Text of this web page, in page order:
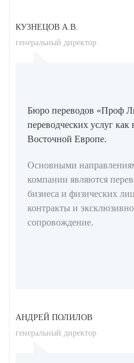
КУЗНЕЦОВ А.В.
генеральный директор
Бюро переводов «Проф
переводческих услуг как
Восточной Европе.
Основными
компании являются
бизнеса и физических
контракты и
сопровождение.
АНДРЕЙ ПОЛИЛОВ
генеральный директор